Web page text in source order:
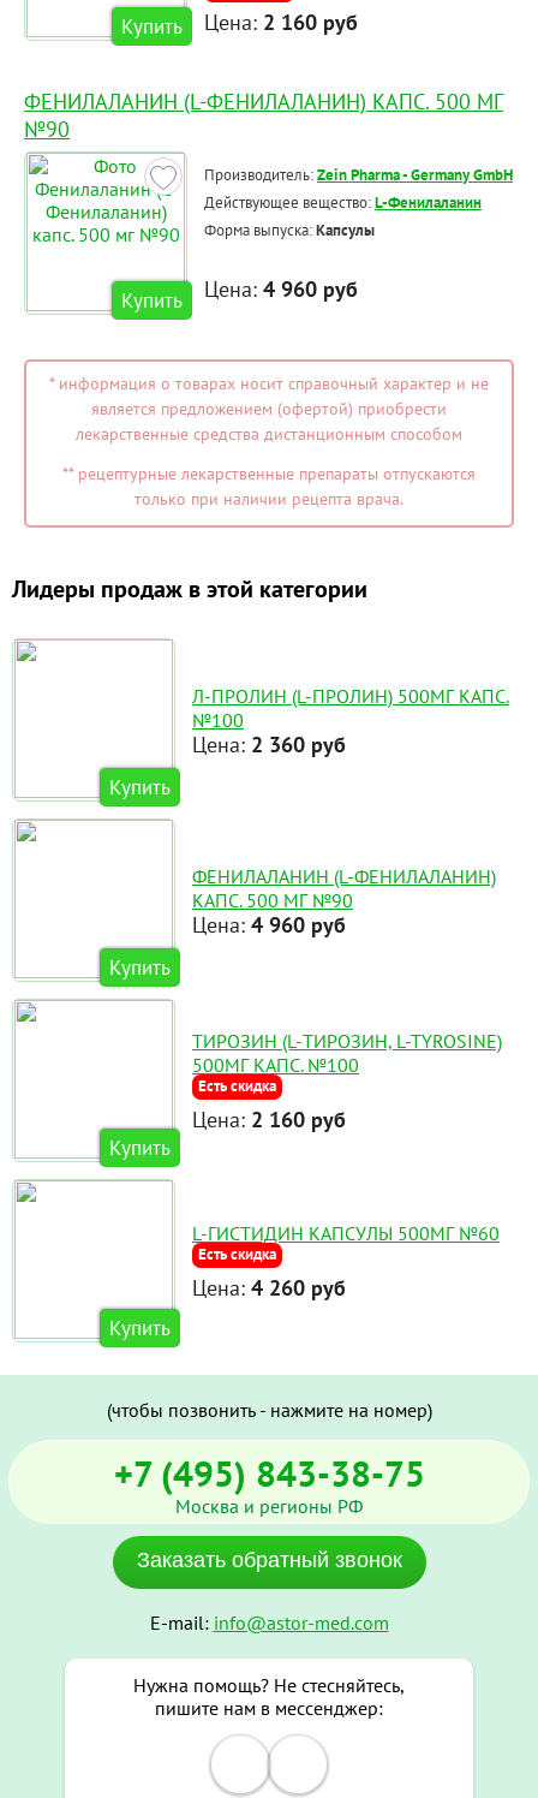
Купить Цена: 2 160 руб
ФЕНИЛАЛАНИН (L-ФЕНИЛАЛАНИН) КАПС. 500 МГ
№90
Купить
Производитель:Zein Pharma - Germany GmbH
Действующее вещество:L-Фенилаланин
Форма выпуска:Капсулы
Цена: 4 960 руб
* информация о товарах носит справочный характер и не
является предложением (офертой) приобрести
лекарственные средства дистанционным способом
** рецептурные лекарственные препараты отпускаются
только при наличии рецепта врача.
Лидеры продаж в этой категории
Купить
Л-ПРОЛИН (L-ПРОЛИН) 500МГ КАПС.
№100
Цена: 2 360 руб
Купить
ФЕНИЛАЛАНИН (L-ФЕНИЛАЛАНИН)
КАПС. 500 МГ №90
Цена: 4 960 руб
Купить
ТИРОЗИН (L-ТИРОЗИН, L-TYROSINE)
500МГ КАПС. №100
Есть скидка
Цена: 2 160 руб
Купить
L-ГИСТИДИН КАПСУЛЫ 500МГ №60
Есть скидка
Цена: 4 260 руб
(чтобы позвонить - нажмите на номер)
+7 (495) 843-38-75
Москва и регионы РФ
Заказать обратный звонок
E-mail: info@astor-med.com
Нужна помощь? Не стесняйтесь,
пишите нам в мессенджер: